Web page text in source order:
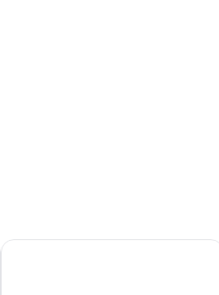
Privada, Wi-Fi e Ar
3-bedroom farmhouse (exclusive)